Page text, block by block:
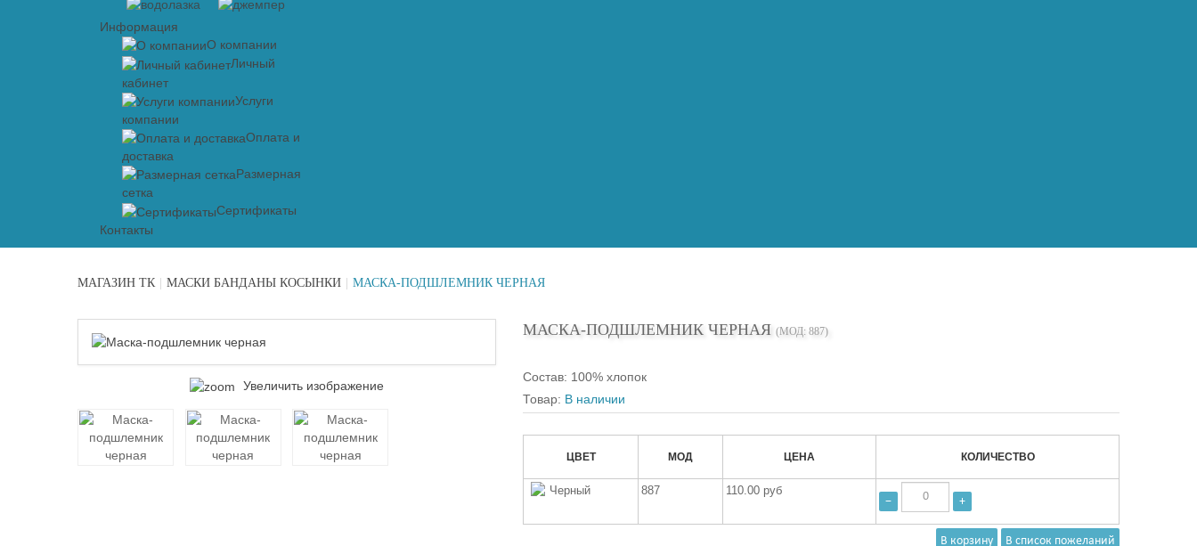
Информация
О компании
Личный
кабинет
Услуги
компании
Оплата и
доставка
Размерная
сетка
Сертификаты
Контакты
МАГАЗИН ТК МАСКИ БАНДАНЫ КОСЫНКИ МАСКА-ПОДШЛЕМНИК ЧЕРНАЯ
Увеличить изображение
МАСКА-ПОДШЛЕМНИК ЧЕРНАЯ (МОД: 887)
Состав: 100% хлопок
Товар: В наличии
ЦВЕТ МОД ЦЕНА КОЛИЧЕСТВО
Черный 887
110.00 руб
−
+